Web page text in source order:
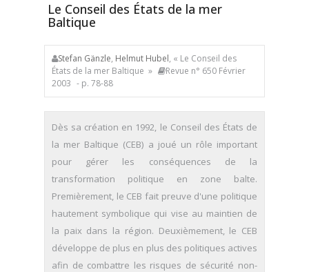
Le Conseil des États de la mer
Baltique
Stefan Gänzle, Helmut Hubel, « Le Conseil des
États de la mer Baltique »
Revue n° 650 Février
2003 - p. 78-88
Dès sa création en 1992, le Conseil des États de
la mer Baltique (CEB) a joué un rôle important
pour gérer les conséquences de la
transformation politique en zone balte.
Premièrement, le CEB fait preuve d'une politique
hautement symbolique qui vise au maintien de
la paix dans la région. Deuxièmement, le CEB
développe de plus en plus des politiques actives
afin de combattre les risques de sécurité non-